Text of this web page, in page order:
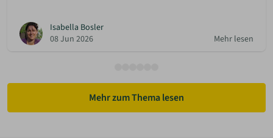
Isabella Bosler
08 Jun 2026
Mehr lesen
Mehr zum Thema lesen